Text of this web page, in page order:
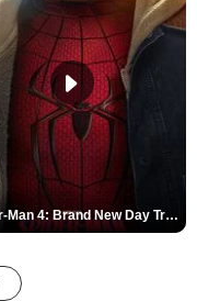
Spider-Man 4: Brand New Day Trailer (3) DF